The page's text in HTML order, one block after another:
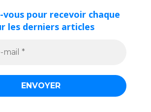
vous pour recevoir chaque
les derniers articles